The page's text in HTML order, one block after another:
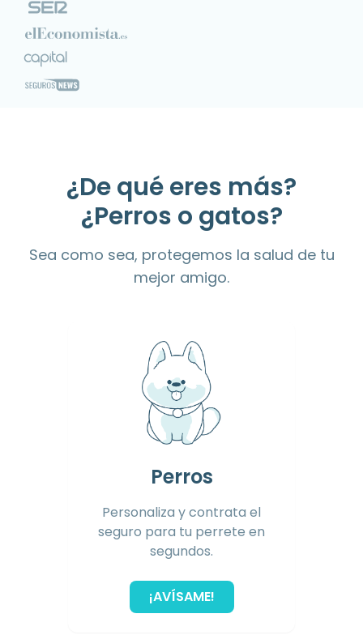
¿De qué eres más?
¿Perros o gatos?
Sea como sea, protegemos la salud de tu
mejor amigo.
Perros
Personaliza y contrata el
seguro para tu perrete en
segundos.
¡AVÍSAME!